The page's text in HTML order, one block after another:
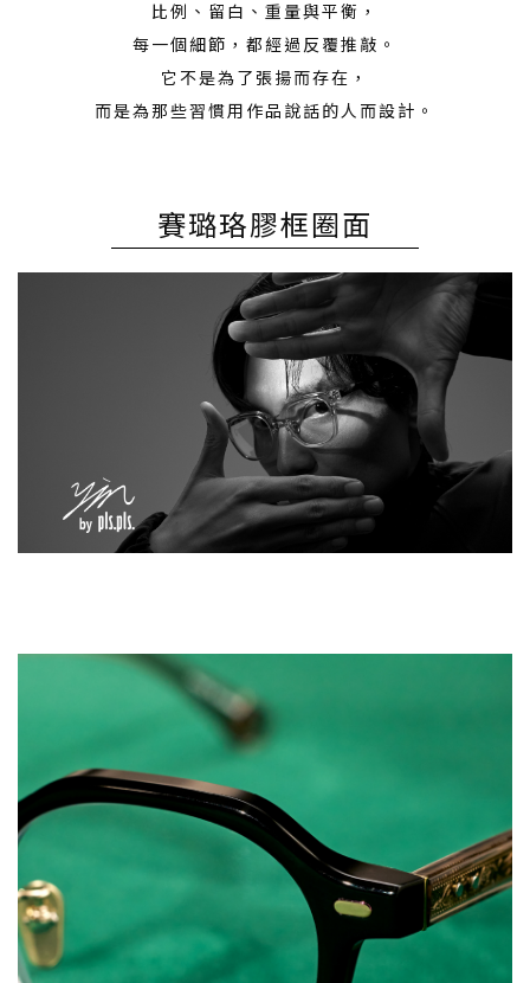
比例、留白、重量與平衡，
每一個細節，都經過反覆推敲。
它不是為了張揚而存在，
而是為那些習慣用作品說話的人而設計。
賽璐珞膠框圈面